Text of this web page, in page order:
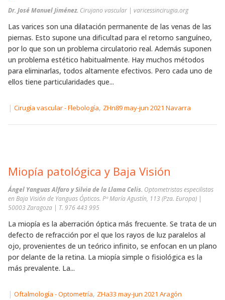
Dr. José Manuel Jiménez. Cirujano vascular | varicessincirugia.org
Las varices son una dilatación permanente de las venas de las
piernas. Esto supone una dificultad para el retorno sanguíneo,
por lo que son un problema circulatorio real. Además suponen
un problema estético habitualmente. Hay muchos métodos
para eliminarlas, todos altamente efectivos. Pero cada uno de
ellos tiene particularidades que...
| Cirugía vascular - Flebología, ZHn89 may-jun 2021 Navarra
Miopía patológica y Baja Visión
Ángel Yanguas Alfaro y Silvia de la Llama Celis. Optometristas especilistas
en Baja Visión de Yanguas Ópticos. Pº María Agustín, 113 (Pza. Europa) |
50003 Zaragoza | T. 976 443 995
La miopía es la aberración óptica más frecuente. Se trata de un
defecto de refracción por el que los rayos de luz paralelos al
ojo, provenientes de un teórico infinito, se enfocan en un plano
por delante de la retina. La miopía simple o fisiológica es la
más prevalente. La...
| Oftalmología - Optometría, ZHa33 may-jun 2021 Aragón